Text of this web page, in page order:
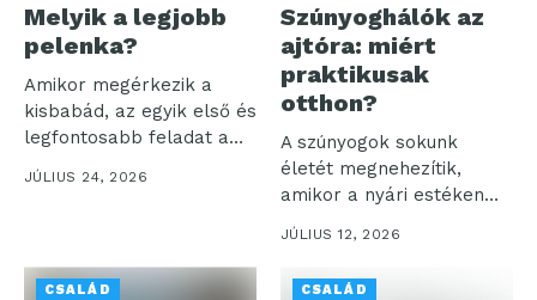
Melyik a legjobb
pelenka?
Amikor megérkezik a
kisbabád, az egyik első és
legfontosabb feladat a
megfelelő...
JÚLIUS 24, 2026
Szúnyoghálók az
ajtóra: miért
praktikusak
otthon?
A szúnyogok sokunk
életét megnehezítik,
amikor a nyári estéken
akarjuk élvezni a...
JÚLIUS 12, 2026
CSALÁD CSALÁD